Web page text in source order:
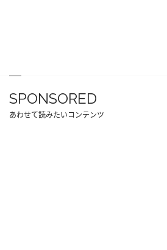
SPONSORED
あわせて読みたいコンテンツ